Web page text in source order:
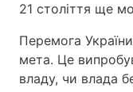
21 століття ще
Перемога
мета. Це
владу, чи влада